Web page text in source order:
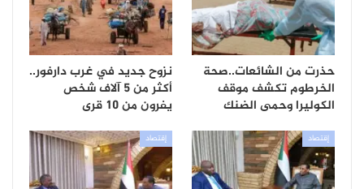
حذرت من الشائعات..صحة
الخرطوم تكشف موقف
الكوليرا وحمى الضنك
نزوح جديد في غرب دارفور..
أكثر من 5 آلاف شخص
يفرون من 10 قرى
إقتصاد إقتصاد